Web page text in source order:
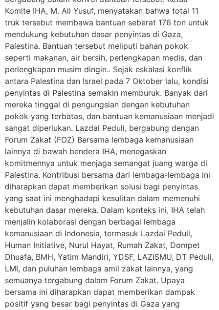
Komite IHA, M. Ali Yusuf, menyatakan bahwa total 11
truk tersebut membawa bantuan seberat 176 ton untuk
mendukung kebutuhan dasar penyintas di Gaza,
Palestina. Bantuan tersebut meliputi bahan pokok
seperti makanan, air bersih, perlengkapan medis, dan
perlengkapan musim dingin.. Sejak eskalasi konflik
antara Palestina dan Israel pada 7 Oktober lalu, kondisi
penyintas di Palestina semakin memburuk. Banyak dari
mereka tinggal di pengungsian dengan kebutuhan
pokok yang terbatas, dan bantuan kemanusiaan menjadi
sangat diperlukan. Lazdai Peduli, bergabung dengan
Forum Zakat (FOZ) Bersama lembaga kemanusiaan
lainnya di bawah bendera IHA, menegaskan
komitmennya untuk menjaga semangat juang warga di
Palestina. Kontribusi bersama dari lembaga-lembaga ini
diharapkan dapat memberikan solusi bagi penyintas
yang saat ini menghadapi kesulitan dalam memenuhi
kebutuhan dasar mereka. Dalam konteks ini, IHA telah
menjalin kolaborasi dengan berbagai lembaga
kemanusiaan di Indonesia, termasuk Lazdai Peduli,
Human Initiative, Nurul Hayat, Rumah Zakat, Dompet
Dhuafa, BMH, Yatim Mandiri, YDSF, LAZISMU, DT Peduli,
LMI, dan puluhan lembaga amil zakat lainnya, yang
semuanya tergabung dalam Forum Zakat. Upaya
bersama ini diharapkan dapat memberikan dampak
positif yang besar bagi penyintas di Gaza yang